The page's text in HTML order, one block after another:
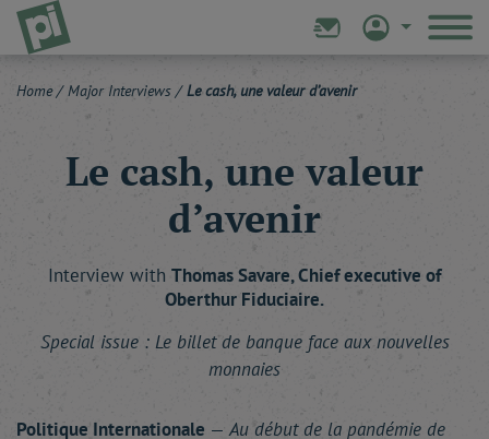
Home / Major Interviews / Le cash, une valeur d’avenir
Le cash, une valeur
d’avenir
Interview with ThomasSavare, Chief executive of
Oberthur Fiduciaire.
Special issue : Le billet de banque face aux nouvelles
monnaies
Politique Internationale —Au début de la pandémie de